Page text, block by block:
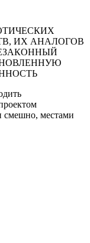
ИХ АНАЛОГОВ
смешно, местами